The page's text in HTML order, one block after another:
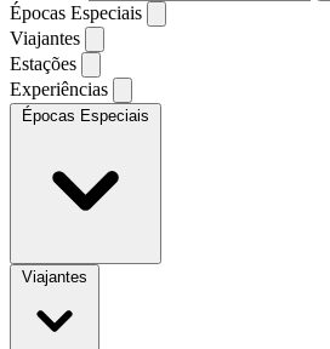
Épocas Especiais
Viajantes
Estações
Experiências
Épocas Especiais
Viajantes